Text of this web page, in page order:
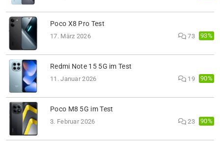
Poco X8 Pro Test
17. März 2026 73 93%
Redmi Note 15 5G im Test
11. Januar 2026 19 90%
Poco M8 5G im Test
3. Februar 2026 23 90%